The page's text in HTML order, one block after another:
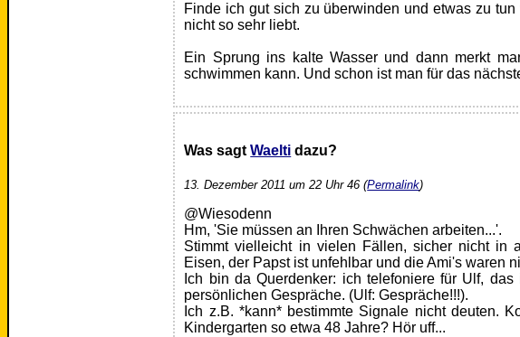
Finde ich gut sich zu überwinden und etwas zu
nicht so sehr liebt.
Ein Sprung ins kalte Wasser und dann merkt
schwimmen kann. Und schon ist man für das
Was sagtWaelti dazu?
13. Dezember 2011 um 22 Uhr 46 (Permalink)
@Wiesodenn
Hm, 'Sie müssen an Ihren Schwächen arbeiten...'.
Stimmt vielleicht in vielen Fällen, sicher nicht in
Eisen, der Papst ist unfehlbar und die Ami's waren
Ich bin da Querdenker: ich telefoniere für Ulf,
persönlichen Gespräche. (Ulf: Gespräche!!!).
Ich z.B. *kann* bestimmte Signale nicht deuten.
Kindergarten so etwa 48 Jahre? Hör uff...